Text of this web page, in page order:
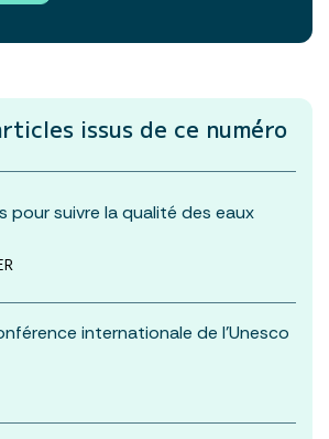
issus de ce numéro
pour suivre la qualité des eaux
internationale de l’Unesco